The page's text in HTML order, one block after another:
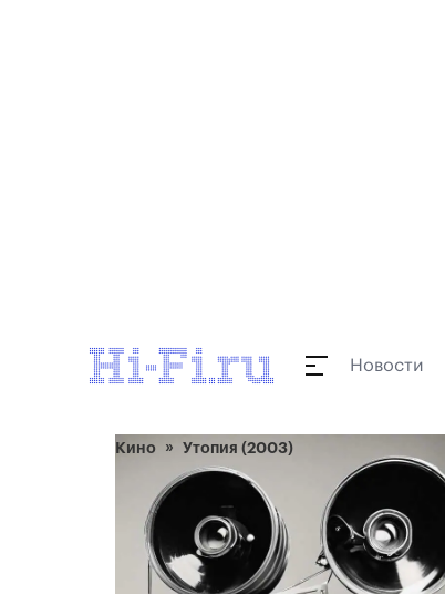
Новости
Кино Утопия (2003)